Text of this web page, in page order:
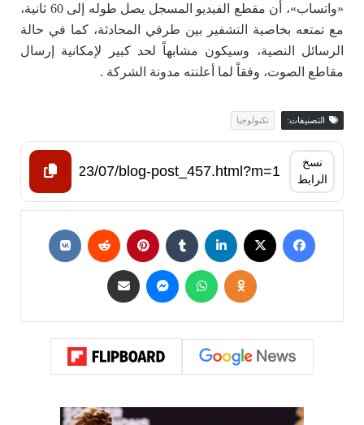
«واتساب»، أن مقطع الفيديو المسجل يصل طوله إلى 60 ثانية،
مع تمتعه بخاصية التشفير بين طرفي المحادثة، كما في حالة
الرسائل النصية، وسيكون مشابهاً لحد كبير لإمكانية إرسال
مقاطع الصوت، وفقاً لما أعلنته مدونة الشركة .
التصنيفات: تكنولوجيا
نسخ
الرابط